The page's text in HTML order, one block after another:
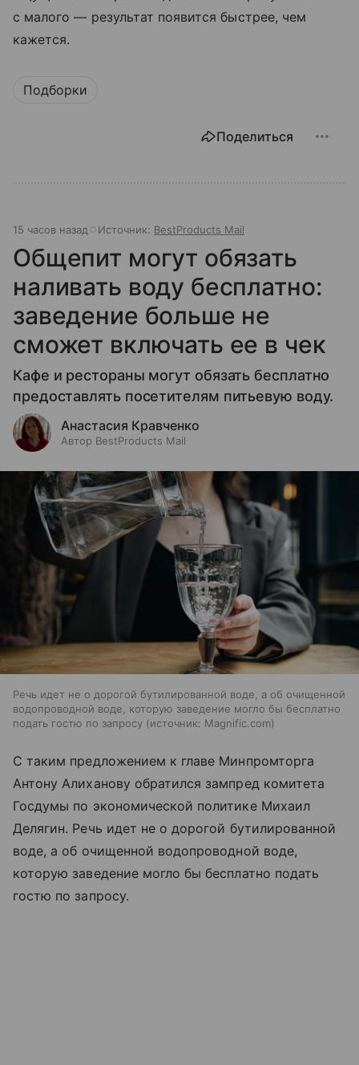
с малого — результат появится быстрее, чем
кажется.
Подборки
Поделиться
15 часов назад Источник: BestProducts Mail
Общепит могут обязать
наливать воду бесплатно:
заведение больше не
сможет включать ее в чек
Кафе и рестораны могут обязать бесплатно
предоставлять посетителям питьевую воду.
Анастасия Кравченко
Автор BestProducts Mail
Речь идет не о дорогой бутилированной воде, а об очищенной
водопроводной воде, которую заведение могло бы бесплатно
подать гостю по запросу
источник: Magnific.com
С таким предложением к главе Минпромторга
Антону Алиханову обратился зампред комитета
Госдумы по экономической политике Михаил
Делягин. Речь идет не о дорогой бутилированной
воде, а об очищенной водопроводной воде,
которую заведение могло бы бесплатно подать
гостю по запросу.